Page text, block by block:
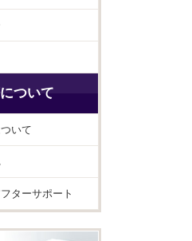
ついて
いて
ターサポート